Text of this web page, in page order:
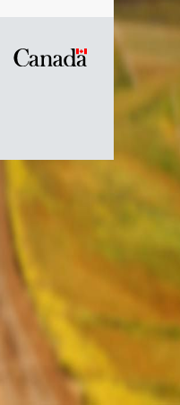
Symbole
Canada